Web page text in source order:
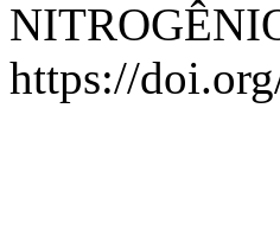
https://